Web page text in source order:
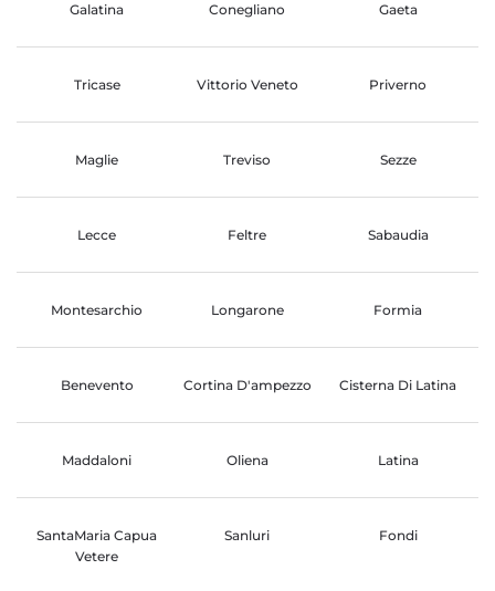
Galatina Conegliano Gaeta
Tricase Vittorio Veneto Priverno
Maglie Treviso Sezze
Lecce Feltre Sabaudia
Montesarchio Longarone Formia
Benevento Cortina D'ampezzo Cisterna Di Latina
Maddaloni Oliena Latina
SantaMaria Capua
Vetere
Sanluri Fondi